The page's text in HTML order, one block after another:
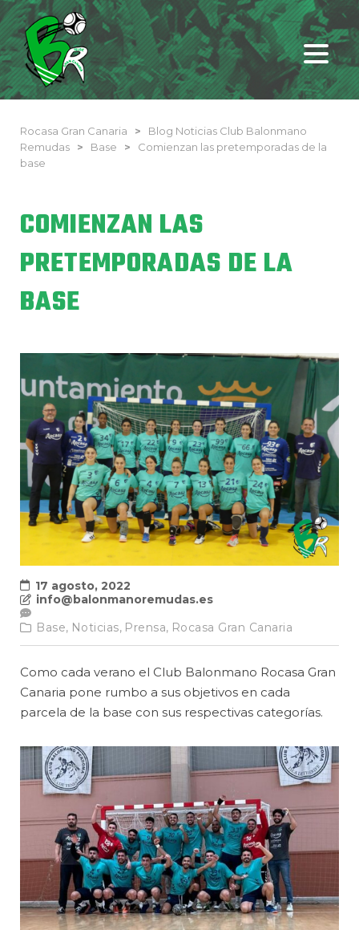
Rocasa Gran Canaria >
Blog Noticias Club Balonmano
Remudas
> Base >
Comienzan las pretemporadas de la
base
COMIENZAN LAS
PRETEMPORADAS DE LA
BASE
17 agosto, 2022
info@balonmanoremudas.es
Base, Noticias, Prensa, Rocasa Gran Canaria
Como cada verano el Club Balonmano Rocasa Gran
Canaria pone rumbo a sus objetivos en cada
parcela de la base con sus respectivas categorías.